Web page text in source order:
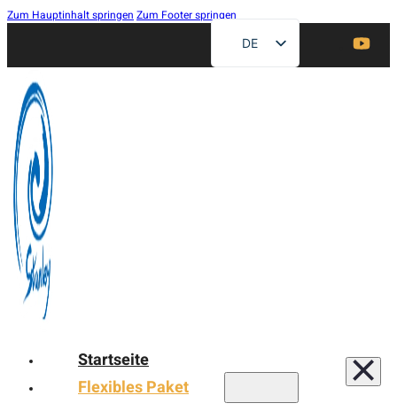
Zum Hauptinhalt springen Zum Footer springen
DE
EN
Startseite
Flexibles Paket